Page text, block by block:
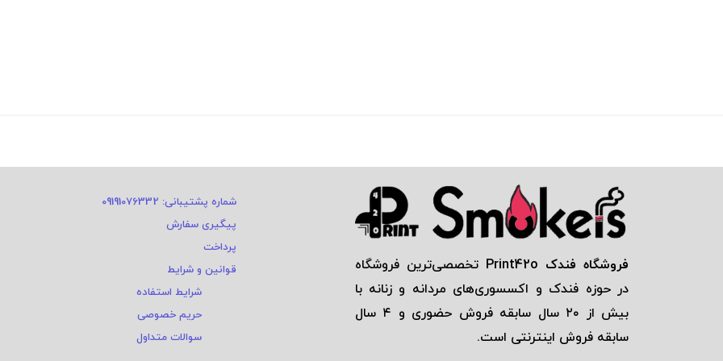
فروشگاه فندک Print42o
تخصصی‌ترين فروشگاه
در حوزه فندک و اكسسوری‌های مردانه و زنانه با
بيش از ٢٠ سال سابقه فروش حضوری و ٤ سال
سابقه فروش اينترنتی است.
شماره پشتیبانی: 09191076332
پیگیری سفارش
پرداخت
قوانین و شرایط
شرایط استفاده
حریم خصوصی
سوالات متداول